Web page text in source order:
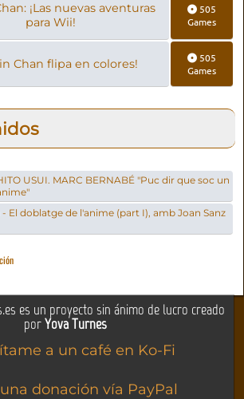
¡Las nuevas aventuras
para Wii!
505
Games
Chan flipa en colores!
505
Games
USUI. MARC BERNABÉ "Puc dir que soc un
El doblatge de l'anime (part I), amb Joan Sanz
es un proyecto sin ánimo de lucro creado
porYova Turnes
a un café en Ko-Fi
donación vía PayPal